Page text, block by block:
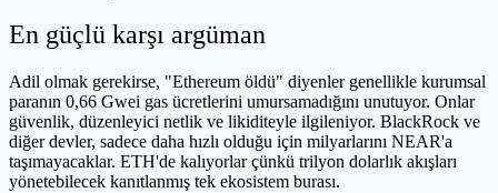
En güçlü karşı argüman
Adil olmak gerekirse, "Ethereum öldü" diyenler genellikle kurumsal
paranın 0,66 Gwei gas ücretlerini umursamadığını unutuyor. Onlar
güvenlik, düzenleyici netlik ve likiditeyle ilgileniyor. BlackRock ve
diğer devler, sadece daha hızlı olduğu için milyarlarını NEAR'a
taşımayacaklar. ETH'de kalıyorlar çünkü trilyon dolarlık akışları
yönetebilecek kanıtlanmış tek ekosistem burası.